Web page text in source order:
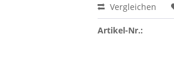
Vergleichen
Artikel-Nr.: